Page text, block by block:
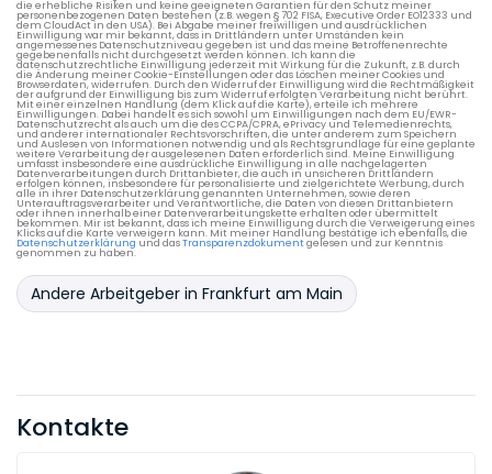
die erhebliche Risiken und keine geeigneten Garantien für den Schutz meiner
personenbezogenen Daten bestehen (z.B. wegen § 702 FISA, Executive Order EO12333 und
dem CloudAct in den USA). Bei Abgabe meiner freiwilligen und ausdrücklichen
Einwilligung war mir bekannt, dass in Drittländern unter Umständen kein
angemessenes Datenschutzniveau gegeben ist und das meine Betroffenenrechte
gegebenenfalls nicht durchgesetzt werden können. Ich kann die
datenschutzrechtliche Einwilligung jederzeit mit Wirkung für die Zukunft, z.B. durch
die Änderung meiner Cookie-Einstellungen oder das Löschen meiner Cookies und
Browserdaten, widerrufen. Durch den Widerruf der Einwilligung wird die Rechtmäßigkeit
der aufgrund der Einwilligung bis zum Widerruf erfolgten Verarbeitung nicht berührt.
Mit einer einzelnen Handlung (dem Klick auf die Karte), erteile ich mehrere
Einwilligungen. Dabei handelt es sich sowohl um Einwilligungen nach dem EU/EWR-
Datenschutzrecht als auch um die des CCPA/CPRA, ePrivacy und Telemedienrechts,
und anderer internationaler Rechtsvorschriften, die unter anderem zum Speichern
und Auslesen von Informationen notwendig und als Rechtsgrundlage für eine geplante
weitere Verarbeitung der ausgelesenen Daten erforderlich sind. Meine Einwilligung
umfasst insbesondere eine ausdrückliche Einwilligung in alle nachgelagerten
Datenverarbeitungen durch Drittanbieter, die auch in unsicheren Drittländern
erfolgen können, insbesondere für personalisierte und zielgerichtete Werbung, durch
alle in ihrer Datenschutzerklärung genannten Unternehmen, sowie deren
Unterauftragsverarbeiter und Verantwortliche, die Daten von diesen Drittanbietern
oder ihnen innerhalb einer Datenverarbeitungskette erhalten oder übermittelt
bekommen. Mir ist bekannt, dass ich meine Einwilligung durch die Verweigerung eines
Klicks auf die Karte verweigern kann. Mit meiner Handlung bestätige ich ebenfalls, die
Datenschutzerklärung und dasTransparenzdokumentgelesen und zur Kenntnis
genommen zu haben.
Andere Arbeitgeber in Frankfurt am Main
Kontakte